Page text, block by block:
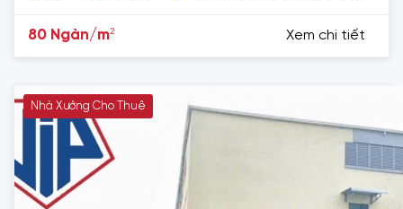
80 Ngàn/m2 Xem chi tiết
Nhà Xưởng Cho Thuê